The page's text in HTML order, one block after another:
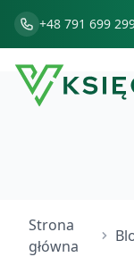
+48 791 699
Strona
główna